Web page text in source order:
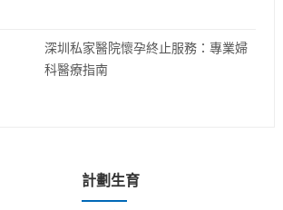
深圳私家醫院懷孕終止服務：專業婦
科醫療指南
計劃生育